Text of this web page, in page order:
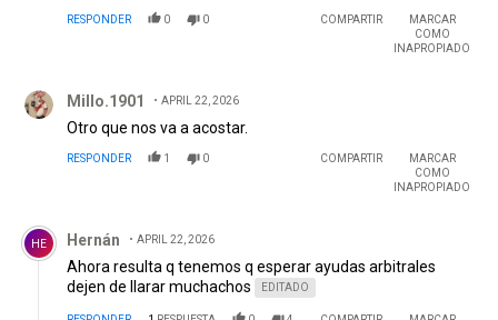
RESPONDER 0 0 COMPARTIR
MARCAR
COMO
INAPROPIADO
Millo.1901 APRIL 22, 2026
Otro que nos va a acostar.
RESPONDER 1 0 COMPARTIR
MARCAR
COMO
INAPROPIADO
Comentario de Hernán.
HE Hernán APRIL 22, 2026
Ahora resulta q tenemos q esperar ayudas arbitrales
dejen de llarar muchachos
EDITADO